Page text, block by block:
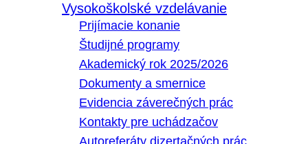
Vysokoškolské vzdelávanie
Prijímacie konanie
Študijné programy
Akademický rok 2025/2026
Dokumenty a smernice
Evidencia záverečných prác
Kontakty pre uchádzačov